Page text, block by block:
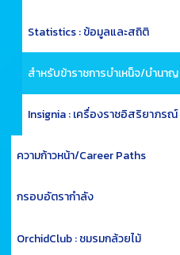
Statistics : ข้อมูลและสถิติ
สำหรับข้าราชการบำเหน็จ/บำนาญ
Insignia : เครื่องราชอิสริยาภรณ์
ความก้าวหน้า/Career Paths
กรอบอัตรากำลัง
OrchidClub : ชมรมกล้วยไม้